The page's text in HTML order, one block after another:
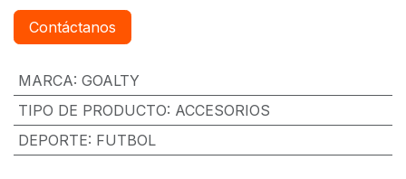
Contáctanos
MARCA: GOALTY
TIPO DE PRODUCTO: ACCESORIOS
DEPORTE: FUTBOL